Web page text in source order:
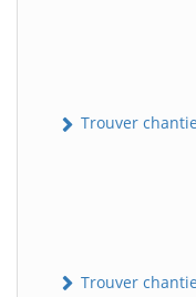
Trouver
Trouver